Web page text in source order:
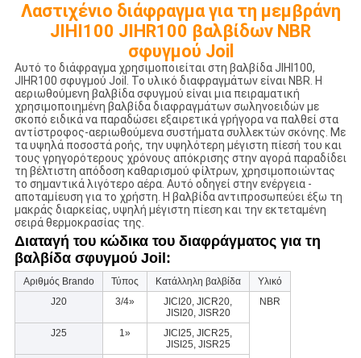
Λαστιχένιο διάφραγμα για τη μεμβράνη
JIHI100 JIHR100 βαλβίδων NBR
σφυγμού Joil
Αυτό το διάφραγμα χρησιμοποιείται στη βαλβίδα JIHI100,
JIHR100 σφυγμού Joil. Το υλικό διαφραγμάτων είναι NBR. Η
αεριωθούμενη βαλβίδα σφυγμού είναι μια πειραματική
χρησιμοποιημένη βαλβίδα διαφραγμάτων σωληνοειδών με
σκοπό ειδικά να παραδώσει εξαιρετικά γρήγορα να παλθεί στα
αντίστροφος-αεριωθούμενα συστήματα συλλεκτών σκόνης. Με
τα υψηλά ποσοστά ροής, την υψηλότερη μέγιστη πίεσή του και
τους γρηγορότερους χρόνους απόκρισης στην αγορά παραδίδει
τη βέλτιστη απόδοση καθαρισμού φίλτρων, χρησιμοποιώντας
το σημαντικά λιγότερο αέρα. Αυτό οδηγεί στην ενέργεια -
αποταμίευση για το χρήστη. Η βαλβίδα αντιπροσωπεύει έξω τη
μακράς διαρκείας, υψηλή μέγιστη πίεση και την εκτεταμένη
σειρά θερμοκρασίας της.
Διαταγή του κώδικα του διαφράγματος για τη
βαλβίδα σφυγμού Joil:
Αριθμός Brando Τύπος Κατάλληλη βαλβίδα
Υλικό
J20
3/4»
JICI20, JICR20,
JISI20, JISR20
NBR
J25 1»
JICI25, JICR25,
JISI25, JISR25